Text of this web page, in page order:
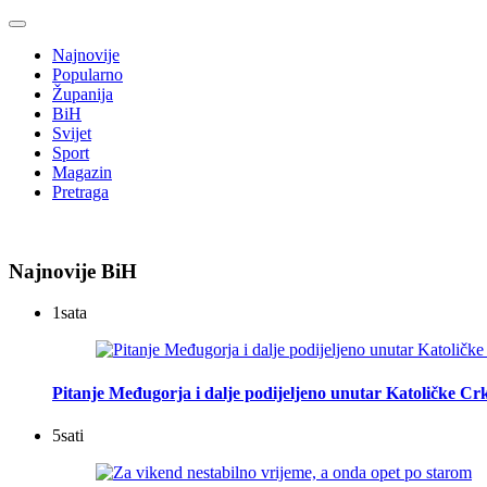
Najnovije
Popularno
Županija
BiH
Svijet
Sport
Magazin
Pretraga
Najnovije BiH
1sata
Pitanje Međugorja i dalje podijeljeno unutar Katoličke
5sati